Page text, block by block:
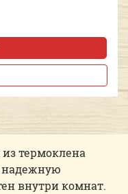
термоклена
надежную
внутри комнат.